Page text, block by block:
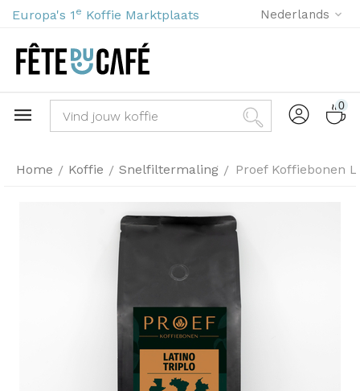
Europa's 1 e Koffie Marktplaats Nederlands
0
Home / Koffie / Snelfiltermaling / Proef Koffiebonen